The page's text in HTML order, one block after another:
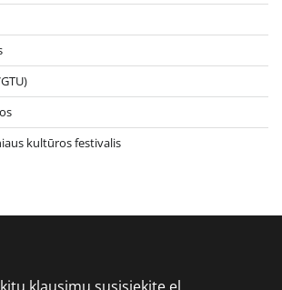
kultūros festivalis